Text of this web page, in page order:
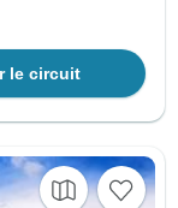
le circuit